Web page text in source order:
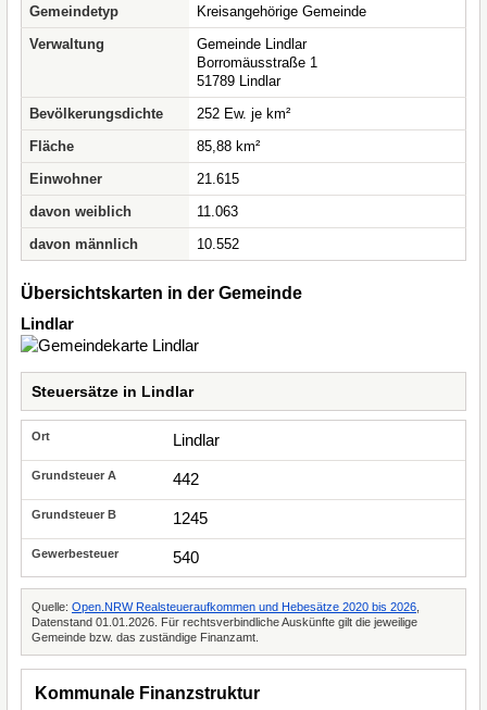
Gemeindetyp
Kreisangehörige Gemeinde
Verwaltung
Gemeinde Lindlar
Borromäusstraße 1
51789 Lindlar
Bevölkerungsdichte
252 Ew. je km²
Fläche
85,88 km²
Einwohner
21.615
davon weiblich
11.063
davon männlich
10.552
Übersichtskarten in der Gemeinde
Lindlar
Steuersätze in Lindlar
Lindlar
442
1245
540
Quelle: Open.NRW Realsteueraufkommen und Hebesätze 2020 bis 2026
Datenstand 01.01.2026. Für rechtsverbindliche Auskünfte gilt die jeweilige
Gemeinde bzw. das zuständige Finanzamt.
Kommunale Finanzstruktur